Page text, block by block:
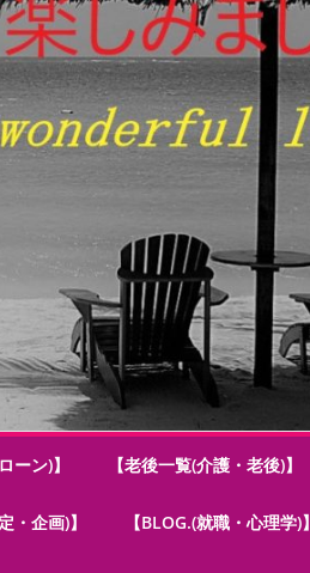
ーン)】 【老後一覧(介護・老後)】
・企画)】 【BLOG.(就職・心理学)】